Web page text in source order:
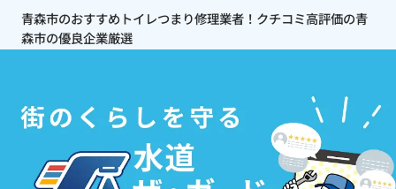
青森市のおすすめトイレつまり修理業者！クチコミ高評価の青
森市の優良企業厳選